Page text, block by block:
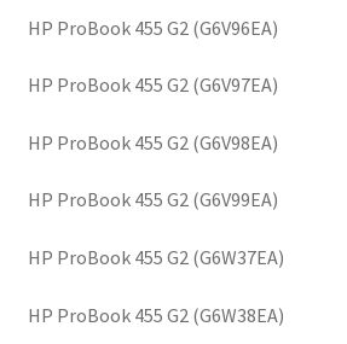
HP ProBook 455 G2 (G6V96EA)
HP ProBook 455 G2 (G6V97EA)
HP ProBook 455 G2 (G6V98EA)
HP ProBook 455 G2 (G6V99EA)
HP ProBook 455 G2 (G6W37EA)
HP ProBook 455 G2 (G6W38EA)